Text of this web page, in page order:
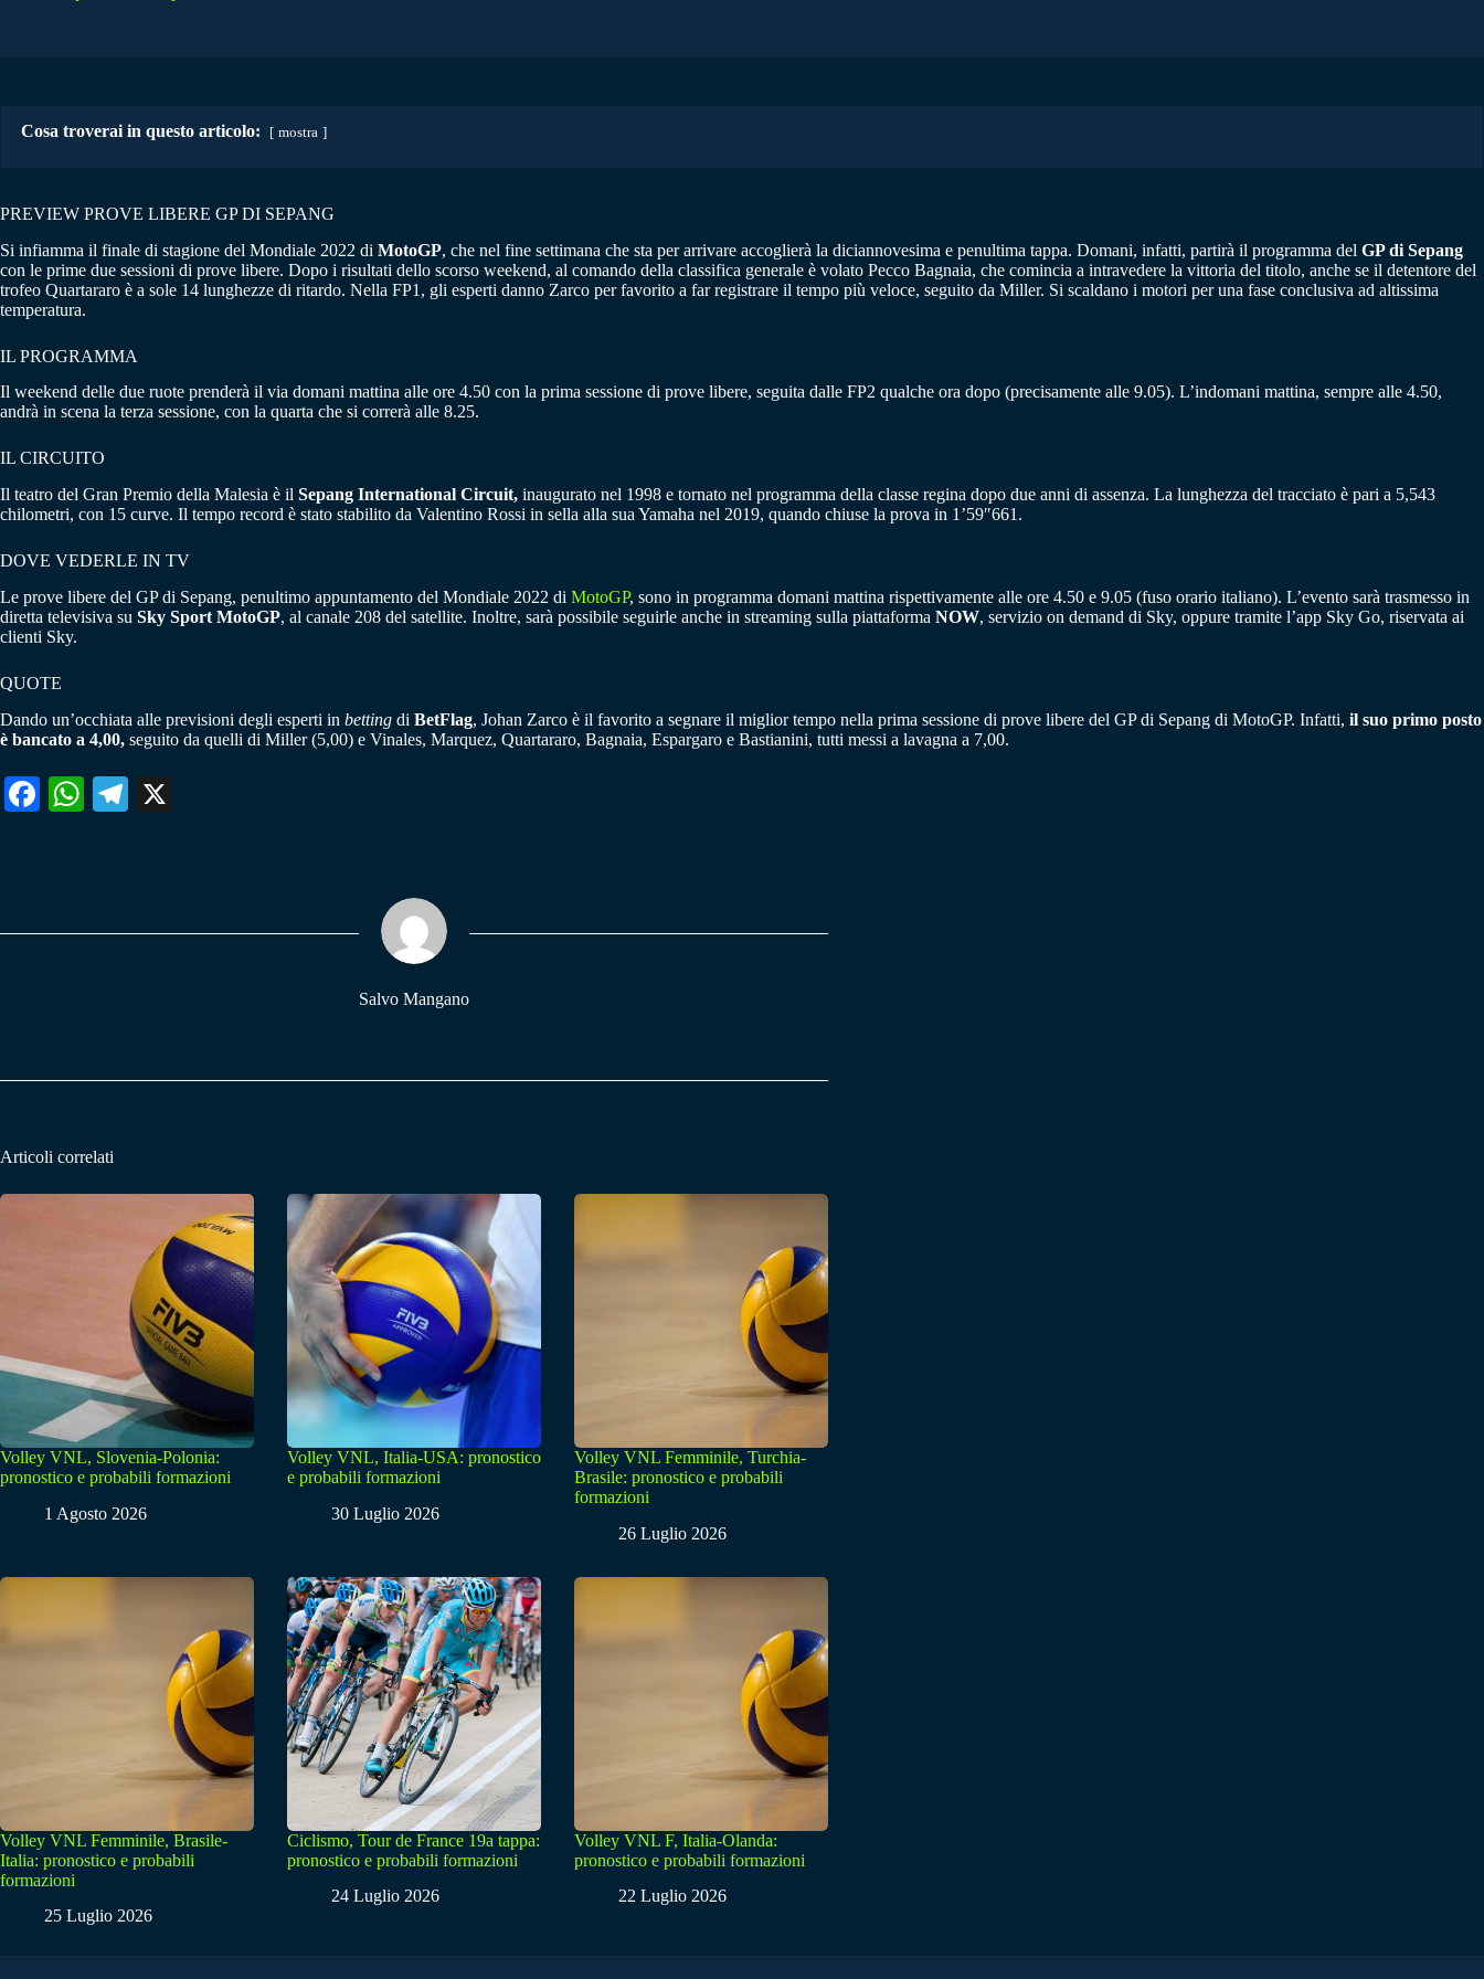
Cosa troverai in questo articolo: mostra
PREVIEW PROVE LIBERE GP DI SEPANG
Si infiamma il finale di stagione del Mondiale 2022 di MotoGP, che nel fine settimana che sta per arrivare accoglierà la diciannovesima e penultima tappa. Domani, infatti, partirà il programma del GP di Sepang
con le prime due sessioni di prove libere. Dopo i risultati dello scorso weekend, al comando della classifica generale è volato Pecco Bagnaia, che comincia a intravedere la vittoria del titolo, anche se il detentore del
trofeo Quartararo è a sole 14 lunghezze di ritardo. Nella FP1, gli esperti danno Zarco per favorito a far registrare il tempo più veloce, seguito da Miller. Si scaldano i motori per una fase conclusiva ad altissima
temperatura.
IL PROGRAMMA
Il weekend delle due ruote prenderà il via domani mattina alle ore 4.50 con la prima sessione di prove libere, seguita dalle FP2 qualche ora dopo (precisamente alle 9.05). L’indomani mattina, sempre alle 4.50,
andrà in scena la terza sessione, con la quarta che si correrà alle 8.25.
IL CIRCUITO
Il teatro del Gran Premio della Malesia è il Sepang International Circuit, inaugurato nel 1998 e tornato nel programma della classe regina dopo due anni di assenza. La lunghezza del tracciato è pari a 5,543
chilometri, con 15 curve. Il tempo record è stato stabilito da Valentino Rossi in sella alla sua Yamaha nel 2019, quando chiuse la prova in 1’59″661.
DOVE VEDERLE IN TV
Le prove libere del GP di Sepang, penultimo appuntamento del Mondiale 2022 di MotoGP, sono in programma domani mattina rispettivamente alle ore 4.50 e 9.05 (fuso orario italiano). L’evento sarà trasmesso in
diretta televisiva su Sky Sport MotoGP, al canale 208 del satellite. Inoltre, sarà possibile seguirle anche in streaming sulla piattaforma NOW, servizio on demand di Sky, oppure tramite l’app Sky Go, riservata ai
clienti Sky.
QUOTE
Dando un’occhiata alle previsioni degli esperti in betting di BetFlag, Johan Zarco è il favorito a segnare il miglior tempo nella prima sessione di prove libere del GP di Sepang di MotoGP. Infatti, il suo primo posto
è bancato a 4,00, seguito da quelli di Miller (5,00) e Vinales, Marquez, Quartararo, Bagnaia, Espargaro e Bastianini, tutti messi a lavagna a 7,00.
Fa W
pp
Te
m
Salvo Mangano
Articoli correlati
Volley VNL, Slovenia-Polonia:
pronostico e probabili formazioni
1 Agosto 2026
Volley VNL, Italia-USA: pronostico
e probabili formazioni
30 Luglio 2026
Volley VNL Femminile, Turchia-
Brasile: pronostico e probabili
formazioni
26 Luglio 2026
Volley VNL Femminile, Brasile-
Italia: pronostico e probabili
formazioni
25 Luglio 2026
Ciclismo, Tour de France 19a tappa:
pronostico e probabili formazioni
24 Luglio 2026
Volley VNL F, Italia-Olanda:
pronostico e probabili formazioni
22 Luglio 2026